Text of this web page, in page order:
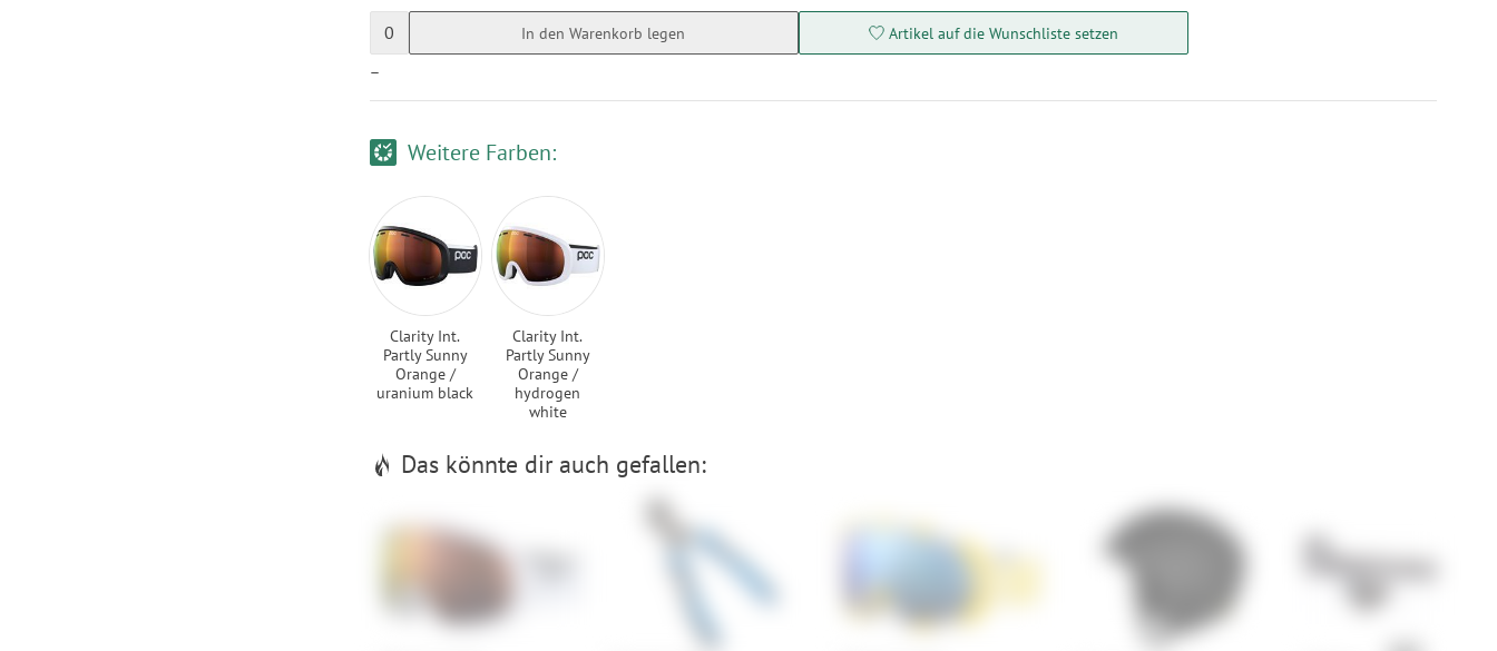
0 In den Warenkorb legen Artikel auf die Wunschliste setzen
—
Weitere Farben:
Clarity Int.
Partly Sunny
Orange /
uranium black
Clarity Int.
Partly Sunny
Orange /
hydrogen
white
Das könnte dir auch gefallen: